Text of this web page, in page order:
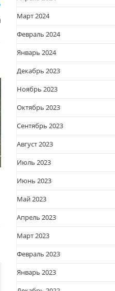
Март 2024
Февраль 2024
Январь 2024
Декабрь 2023
Ноябрь 2023
Октябрь 2023
Сентябрь 2023
Август 2023
Июль 2023
Июнь 2023
Май 2023
Апрель 2023
Март 2023
Февраль 2023
Январь 2023